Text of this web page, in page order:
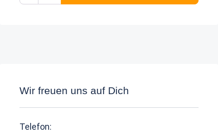
Wir freuen uns auf Dich
Telefon: